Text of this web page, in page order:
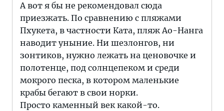
А вот я бы не рекомендовал сюда
приезжать. По сравнению с пляжами
Пхукета, в частности Ката, пляж Ао-Нанга
наводит уныние. Ни шезлонгов, ни
зонтиков, нужно лежать на ценовочке и
полотенце, под солнцепеком и среди
мокрого песка, в котором маленькие
крабы бегают в свои норки.
Просто каменный век какой-то.